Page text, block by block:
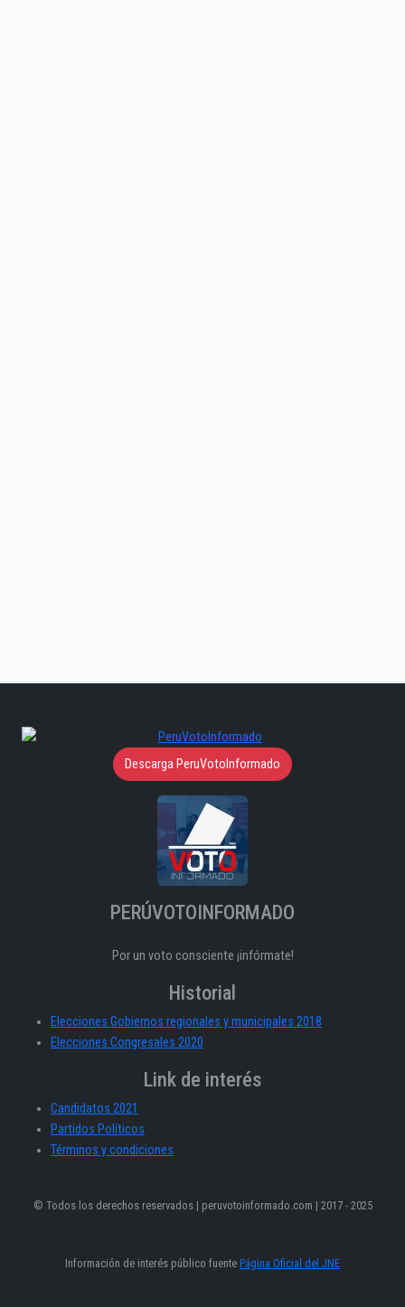
Descarga PeruVotoInformado
PERÚVOTOINFORMADO
Por un voto consciente ¡infórmate!
Historial
Elecciones Gobiernos regionales y municipales 2018
Elecciones Congresales 2020
Link de interés
Candidatos 2021
Partidos Políticos
Términos y condiciones
© Todos los derechos reservados | peruvotoinformado.com | 2017 - 2025
Información de interés público fuente Página Oficial del JNE